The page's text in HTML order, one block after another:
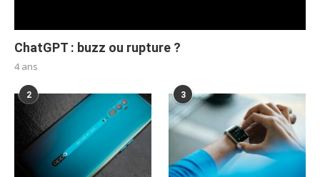
ChatGPT : buzz ou rupture ?
4 ans
2 3